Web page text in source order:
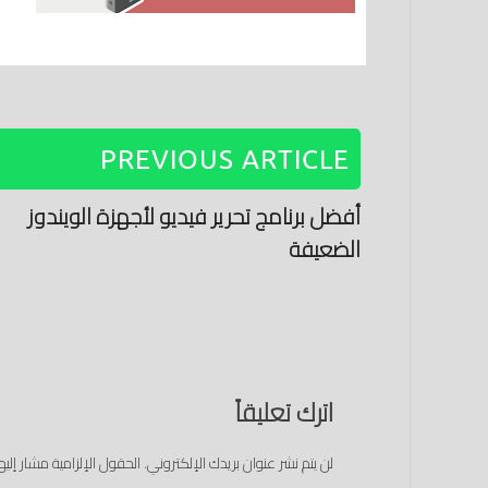
PREVIOUS ARTICLE
أفضل برنامج تحرير فيديو لأجهزة الويندوز
الضعيفة
اترك تعليقاً
لن يتم نشر عنوان بريدك الإلكتروني.الحقول الإلزامية مشار